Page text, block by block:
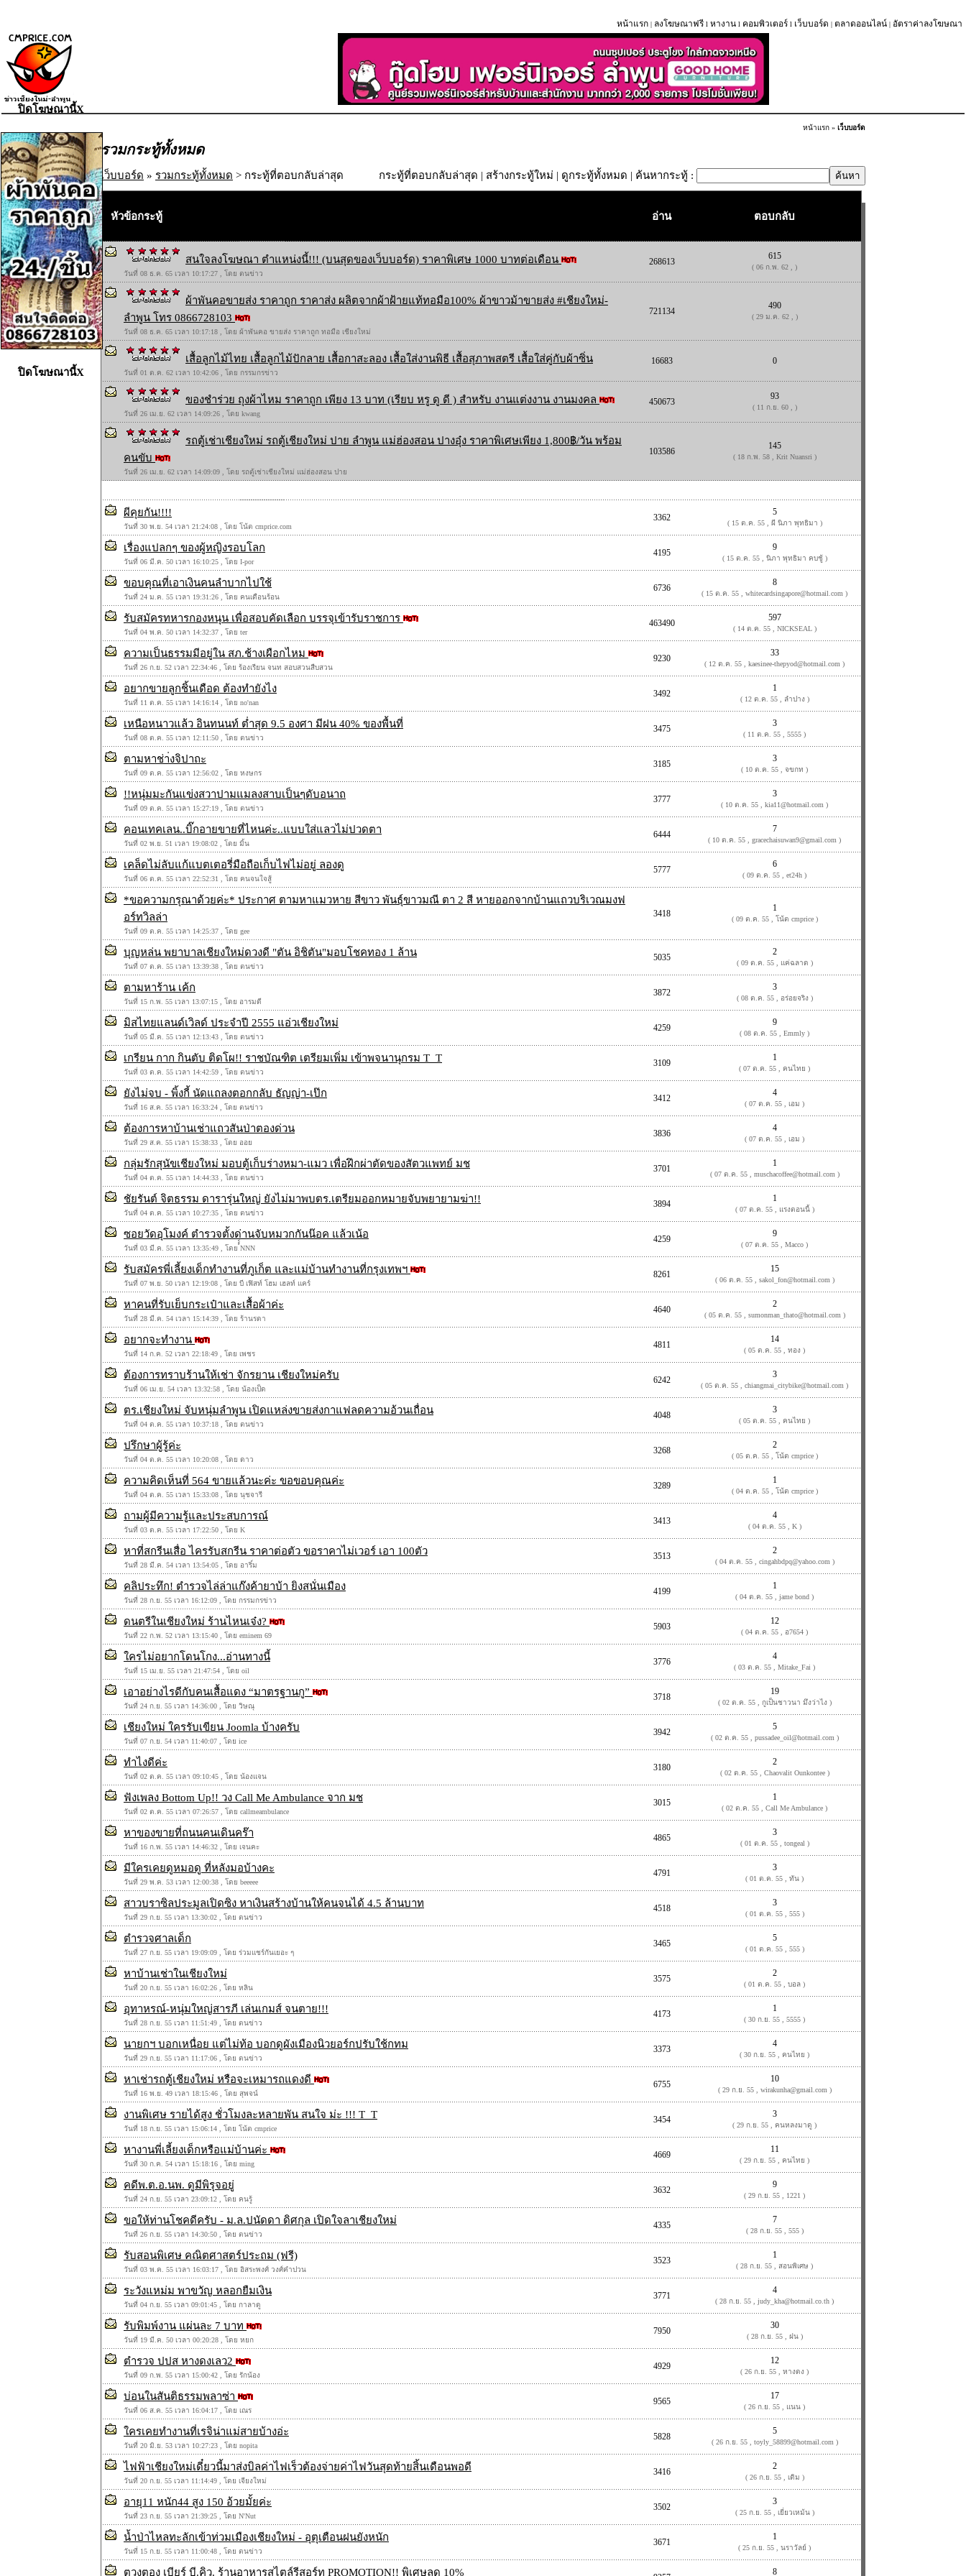
หน้าแรก | ลงโฆษณาฟรี l หางาน l คอมพิวเตอร์ l เว็บบอร์ด | ตลาดออนไลน์ | อัตราค่าลงโฆษณา
หน้าแรก » เว็บบอร์ด
รวมกระทู้ทั้งหมด
เว็บบอร์ด » รวมกระทู้ทั้งหมด > กระทู้ที่ตอบกลับล่าสุด กระทู้ที่ตอบกลับล่าสุด | สร้างกระทู้ใหม่ | ดูกระทู้ทั้งหมด | ค้นหากระทู้ :
หัวข้อกระทู้ อ่าน ตอบกลับ
สนใจลงโฆษณา ตำแหน่งนี้!!! (บนสุดของเว็บบอร์ด) ราคาพิเศษ 1000 บาทต่อเดือน
วันที่ 08 ธ.ค. 65 เวลา 10:17:27 , โดย ตนข่าว
268613
615
( 06 ก.พ. 62 , )
ผ้าพันคอขายส่ง ราคาถูก ราคาส่ง ผลิตจากผ้าฝ้ายแท้ทอมือ100% ผ้าขาวม้าขายส่ง #เชียงใหม่-
ลำพูน โทร 0866728103
วันที่ 08 ธ.ค. 65 เวลา 10:17:18 , โดย ผ้าพันคอ ขายส่ง ราคาถูก ทอมือ เชียงใหม่
721134
490
( 29 ม.ค. 62 , )
เสื้อลูกไม้ไทย เสื้อลูกไม้ปักลาย เสื้อกาสะลอง เสื้อใส่งานพิธี เสื้อสุภาพสตรี เสื้อใส่คู่กับผ้าซิ่น
วันที่ 01 ต.ค. 62 เวลา 10:42:06 , โดย กรรมกรข่าว
16683 0
ของชำร่วย ถุงผ้าไหม ราคาถูก เพียง 13 บาท (เรียบ หรู ดู ดี ) สำหรับ งานแต่งงาน งานมงคล
วันที่ 26 เม.ย. 62 เวลา 14:09:26 , โดย kwang
450673
93
( 11 ก.ย. 60 , )
รถตู้เช่าเชียงใหม่ รถตู้เชียงใหม่ ปาย ลำพูน แม่ฮ่องสอน ปางอุ๋ง ราคาพิเศษเพียง 1,800฿/วัน พร้อม
คนขับ
วันที่ 26 เม.ย. 62 เวลา 14:09:09 , โดย รถตู้เช่าเชียงใหม่ แม่ฮ่องสอน ปาย
103586
145
( 18 ก.พ. 58 , Krit Nuansri )
ผีคุยกัน!!!!
วันที่ 30 พ.ย. 54 เวลา 21:24:08 , โดย โน้ต cmprice.com
3362
5
( 15 ต.ค. 55 , ผี นิภา พุทธิมา )
เรื่องแปลกๆ ของผู้หญิงรอบโลก
วันที่ 06 มี.ค. 50 เวลา 16:10:25 , โดย I-por
4195
9
( 15 ต.ค. 55 , นิภา พุทธิมา คบชู้ )
ขอบคุณที่เอาเงินคนลำบากไปใช้
วันที่ 24 ม.ค. 55 เวลา 19:31:26 , โดย คนเดือนร้อน
6736
8
( 15 ต.ค. 55 , whitecardsingapore@hotmail.com )
รับสมัครทหารกองหนุน เพื่อสอบคัดเลือก บรรจุเข้ารับราชการ
วันที่ 04 พ.ค. 50 เวลา 14:32:37 , โดย ter
463490
597
( 14 ต.ค. 55 , NICKSEAL )
ความเป็นธรรมมีอยู่ใน สภ.ช้างเผือกไหม
วันที่ 26 ก.ย. 52 เวลา 22:34:46 , โดย ร้องเรียน จนท สอบสวนสืบสวน
9230
33
( 12 ต.ค. 55 , kaesinee-thepyod@hotmail.com )
อยากขายลูกชิ้นเดือด ต้องทำยังไง
วันที่ 11 ต.ค. 55 เวลา 14:16:14 , โดย no'nan
3492
1
( 12 ต.ค. 55 , ลำปาง )
เหนือหนาวแล้ว อินทนนท์ ต่ำสุด 9.5 องศา มีฝน 40% ของพื้นที่
วันที่ 08 ต.ค. 55 เวลา 12:11:50 , โดย ตนข่าว
3475
3
( 11 ต.ค. 55 , 5555 )
ตามหาช่า่งจิปาถะ
วันที่ 09 ต.ค. 55 เวลา 12:56:02 , โดย หงษกร
3185
3
( 10 ต.ค. 55 , จขกท )
!!หนุ่มมะกันแข่งสวาปามแมลงสาบเป็นๆดับอนาถ
วันที่ 09 ต.ค. 55 เวลา 15:27:19 , โดย ตนข่าว
3777
3
( 10 ต.ค. 55 , kia11@hotmail.com )
คอนเทคเลน..บิ๊กอายขายที่ไหนค่ะ..แบบใส่แลวไม่ปวดตา
วันที่ 02 พ.ย. 51 เวลา 19:08:02 , โดย มิ้น
6444
7
( 10 ต.ค. 55 , gracechaisuwan9@gmail.com )
เคล็ดไม่ลับแก้แบตเตอรี่มือถือเก็บไฟไม่อยู่ ลองดู
วันที่ 06 ต.ค. 55 เวลา 22:52:31 , โดย คนจนใจสู้
5777
6
( 09 ต.ค. 55 , et24h )
*ขอความกรุณาด้วยค่ะ* ประกาศ ตามหาแมวหาย สีขาว พันธุ์ขาวมณี ตา 2 สี หายออกจากบ้านแถวบริเวณมงฟ
อร์ทวิลล่า
วันที่ 09 ต.ค. 55 เวลา 14:25:37 , โดย gee
3418
1
( 09 ต.ค. 55 , โน้ต cmprice )
บุญหล่น พยาบาลเชียงใหม่ดวงดี "ตัน อิชิตัน"มอบโชคทอง 1 ล้าน
วันที่ 07 ต.ค. 55 เวลา 13:39:38 , โดย ตนข่าว
5035
2
( 09 ต.ค. 55 , แค่ฉลาด )
ตามหาร้าน เค้ก
วันที่ 15 ก.พ. 55 เวลา 13:07:15 , โดย อารมดี
3872
3
( 08 ต.ค. 55 , อร่อยจริง )
มิสไทยแลนด์เวิลด์ ประจำปี 2555 แอ่วเชียงใหม่
วันที่ 05 มี.ค. 55 เวลา 12:13:43 , โดย ตนข่าว
4259
9
( 08 ต.ค. 55 , Emmly )
เกรียน กาก กินตับ ติดโผ!! ราชบัณฑิต เตรียมเพิ่ม เข้าพจนานุกรม T_T
วันที่ 03 ต.ค. 55 เวลา 14:42:59 , โดย ตนข่าว
3109
1
( 07 ต.ค. 55 , คนไทย )
ยังไม่จบ - พิ้งกี้ นัดแถลงตอกกลับ ธัญญ่า-เป๊ก
วันที่ 16 ส.ค. 55 เวลา 16:33:24 , โดย ตนข่าว
3412
4
( 07 ต.ค. 55 , เอม )
ต้องการหาบ้านเช่าแถวสันป่าตองด่วน
วันที่ 29 ส.ค. 55 เวลา 15:38:33 , โดย ออย
3836
4
( 07 ต.ค. 55 , เอม )
กลุ่มรักสุนัขเชียงใหม่ มอบตู้เก็บร่างหมา-แมว เพื่อฝึกผ่าตัดของสัตวแพทย์ มช
วันที่ 04 ต.ค. 55 เวลา 14:44:33 , โดย ตนข่าว
3701
1
( 07 ต.ค. 55 , muschacoffee@hotmail.com )
ชัยรันต์ จิตธรรม ดารารุ่นใหญ่ ยังไม่มาพบตร.เตรียมออกหมายจับพยายามฆ่า!!
วันที่ 04 ต.ค. 55 เวลา 10:27:35 , โดย ตนข่าว
3894
1
( 07 ต.ค. 55 , แรงตอนนี้ )
ซอยวัดอุโมงค์ ตำรวจตั้งด่านจับหมวกกันน๊อค แล้วเน้อ
วันที่ 03 มี.ค. 55 เวลา 13:35:49 , โดย ์์์NNN
4259
9
( 07 ต.ค. 55 , Macco )
รับสมัครพี่เลี้ยงเด็กทำงานที่ภูเก็ต และแม่บ้านทำงานที่กรุงเทพฯ
วันที่ 07 พ.ย. 50 เวลา 12:19:08 , โดย บี เฟิสท์ โฮม เฮลท์ แคร์
8261
15
( 06 ต.ค. 55 , sakol_fon@hotmail.com )
หาคนที่รับเย็บกระเป๋าและเสื้อผ้าค่ะ
วันที่ 28 มี.ค. 54 เวลา 15:14:39 , โดย ร้านรดา
4640
2
( 05 ต.ค. 55 , sumonman_thato@hotmail.com )
อยากจะทำงาน
วันที่ 14 ก.ค. 52 เวลา 22:18:49 , โดย เพชร
4811
14
( 05 ต.ค. 55 , ทอง )
ต้องการทราบร้านให้เช่า จักรยาน เชียงใหม่ครับ
วันที่ 06 เม.ย. 54 เวลา 13:32:58 , โดย น้องเป็ด
6242
3
( 05 ต.ค. 55 , chiangmai_citybike@hotmail.com )
ตร.เชียงใหม่ จับหนุ่มลำพูน เปิดแหล่งขายส่งกาแฟลดความอ้วนเถื่อน
วันที่ 04 ต.ค. 55 เวลา 10:37:18 , โดย ตนข่าว
4048
3
( 05 ต.ค. 55 , คนไทย )
ปรึกษาผู้รู้ค่ะ
วันที่ 04 ต.ค. 55 เวลา 10:20:08 , โดย ดาว
3268
2
( 05 ต.ค. 55 , โน้ต cmprice )
ความคิดเห็นที่ 564 ขายแล้วนะค่ะ ขอขอบคุณค่ะ
วันที่ 04 ต.ค. 55 เวลา 15:33:08 , โดย นุชจารี
3289
1
( 04 ต.ค. 55 , โน้ต cmprice )
ถามผู้มีความรู้และประสบการณ์
วันที่ 03 ต.ค. 55 เวลา 17:22:50 , โดย K
3413
4
( 04 ต.ค. 55 , K )
หาที่สกรีนเสื่อ ไครรับสกรีน ราคาต่อตัว ขอราคาไม่เวอร์ เอา 100ตัว
วันที่ 28 มี.ค. 54 เวลา 13:54:05 , โดย อาริ์ม
3513
2
( 04 ต.ค. 55 , cingahbdpq@yahoo.com )
คลิประทึก! ตำรวจไล่ล่าแก๊งค้ายาบ้า ยิงสนั่นเมือง
วันที่ 28 ก.ย. 55 เวลา 16:12:09 , โดย กรรมกรข่าว
4199
1
( 04 ต.ค. 55 , jame bond )
ดนตรีในเชียงใหม่ ร้านไหนเจ๋ง?
วันที่ 22 ก.พ. 52 เวลา 13:15:40 , โดย eminem 69
5903
12
( 04 ต.ค. 55 , อ7654 )
ใครไม่อยากโดนโกง...อ่านทางนี้
วันที่ 15 เม.ย. 55 เวลา 21:47:54 , โดย oil
3776
4
( 03 ต.ค. 55 , Mitake_Fai )
เอาอย่างไรดีกับคนเสื้อแดง “มาตรฐานกู”
วันที่ 24 ก.ย. 55 เวลา 14:36:00 , โดย วิษณุ
3718
19
( 02 ต.ค. 55 , กูเป็นชาวนา มึงว่าไง )
เชียงใหม่ ใครรับเขียน Joomla บ้างครับ
วันที่ 07 ก.ย. 54 เวลา 11:40:07 , โดย ice
3942
5
( 02 ต.ค. 55 , pussadee_oil@hotmail.com )
ทำไงดีค่ะ
วันที่ 02 ต.ค. 55 เวลา 09:10:45 , โดย น้องแจน
3180
2
( 02 ต.ค. 55 , Chaovalit Ounkontee )
ฟังเพลง Bottom Up!! วง Call Me Ambulance จาก มช
วันที่ 02 ต.ค. 55 เวลา 07:26:57 , โดย callmeambulance
3015
1
( 02 ต.ค. 55 , Call Me Ambulance )
หาของขายที่ถนนคนเดินคร๊า
วันที่ 16 ก.พ. 55 เวลา 14:46:32 , โดย เจนคะ
4865
3
( 01 ต.ค. 55 , tongeal )
มีใครเคยดูหมอดู ที่หลังมอบ้างคะ
วันที่ 29 พ.ค. 53 เวลา 12:00:38 , โดย beeeee
4791
3
( 01 ต.ค. 55 , ทัน )
สาวบราซิลประมูลเปิดซิง หาเงินสร้างบ้านให้คนจนได้ 4.5 ล้านบาท
วันที่ 29 ก.ย. 55 เวลา 13:30:02 , โดย ตนข่าว
4518
3
( 01 ต.ค. 55 , 555 )
ตำรวจศาลเด็ก
วันที่ 27 ก.ย. 55 เวลา 19:09:09 , โดย ร่วมแชร์กันเยอะ ๆ
3465
5
( 01 ต.ค. 55 , 555 )
หาบ้านเช่าในเชียงใหม่
วันที่ 20 ก.ย. 55 เวลา 16:02:26 , โดย หลิน
3575
2
( 01 ต.ค. 55 , บอล )
อุทาหรณ์-หนุ่มใหญ่สารภี เล่นเกมส์ จนตาย!!!
วันที่ 28 ก.ย. 55 เวลา 11:51:49 , โดย ตนข่าว
4173
1
( 30 ก.ย. 55 , 5555 )
นายกฯ บอกเหนื่อย แต่ไม่ท้อ บอกดูผังเมืองนิวยอร์กปรับใช้กทม
วันที่ 29 ก.ย. 55 เวลา 11:17:06 , โดย ตนข่าว
3373
4
( 30 ก.ย. 55 , คนไทย )
หาเช่ารถตู้เชียงใหม่ หรือจะเหมารถแดงดี
วันที่ 16 พ.ย. 49 เวลา 18:15:46 , โดย สุพจน์
6755
10
( 29 ก.ย. 55 , wirakunha@gmail.com )
งานพิเศษ รายได้สูง ชั่วโมงละหลายพัน สนใจ ม่ะ !!! T_T
วันที่ 18 ก.ย. 55 เวลา 15:06:14 , โดย โน้ต cmprice
3454
3
( 29 ก.ย. 55 , คนหลงมาดู )
หางานพี่เลี้ยงเด็กหรือแม่บ้านค่ะ
วันที่ 30 ก.ค. 54 เวลา 15:18:16 , โดย ming
4669
11
( 29 ก.ย. 55 , คนไทย )
คดีพ.ต.อ.นพ. ดูมีพิรุจอยู่
วันที่ 24 ก.ย. 55 เวลา 23:09:12 , โดย คนรู้
3632
9
( 29 ก.ย. 55 , 1221 )
ขอให้ท่านโชคดีครับ - ม.ล.ปนัดดา ดิศกุล เปิดใจลาเชียงใหม่
วันที่ 26 ก.ย. 55 เวลา 14:30:50 , โดย ตนข่าว
4335
7
( 28 ก.ย. 55 , 555 )
รับสอนพิเศษ คณิตศาสตร์ประถม (ฟรี)
วันที่ 03 พ.ค. 55 เวลา 16:03:17 , โดย อิสระพงศ์ วงศ์คำปวน
3523
1
( 28 ก.ย. 55 , สอนพิเศษ )
ระวังแหม่ม พาขวัญ หลอกยืมเงิน
วันที่ 04 ก.ย. 55 เวลา 09:01:45 , โดย กาลาดู
3771
4
( 28 ก.ย. 55 , judy_kha@hotmail.co.th )
รับพิมพ์งาน แผ่นละ 7 บาท
วันที่ 19 มี.ค. 50 เวลา 00:20:28 , โดย หยก
7950
30
( 28 ก.ย. 55 , ฝน )
ตำรวจ ปปส หางดงเลว2
วันที่ 09 ก.พ. 55 เวลา 15:00:42 , โดย รักน้อง
4929
12
( 26 ก.ย. 55 , หางดง )
บ่อนในสันติธรรมพลาซ่า
วันที่ 06 ส.ค. 55 เวลา 16:04:17 , โดย เณร
9565
17
( 26 ก.ย. 55 , แนน )
ใครเคยทำงานที่เรจิน่าแม่สายบ้างอ่ะ
วันที่ 20 มิ.ย. 53 เวลา 10:27:23 , โดย nopita
5828
5
( 26 ก.ย. 55 , toyly_58899@hotmail.com )
ไฟฟ้าเชียงใหม่เดี๋ยวนี้มาส่งบิลค่าไฟเร็วต้องจ่ายค่าไฟวันสุดท้ายสิ้นเดือนพอดี
วันที่ 20 ก.ย. 55 เวลา 11:14:49 , โดย เจียงใหม่
3416
2
( 26 ก.ย. 55 , เดิม )
อายุ11 หนัก44 สูง 150 อ้วยมั้ยค่ะ
วันที่ 23 ก.ย. 55 เวลา 21:39:25 , โดย N'Nut
3502
3
( 25 ก.ย. 55 , เยี่ยวเหม้น )
น้ำป่าไหลทะลักเข้าท่วมเมืองเชียงใหม่ - อุตุเตือนฝนยังหนัก
วันที่ 15 ก.ย. 55 เวลา 11:00:48 , โดย ตนข่าว
3671
1
( 25 ก.ย. 55 , นราวัลย์ )
ตวงตอง เบียร์ บี.คิว. ร้านอาหารสไตล์รีสอร์ท PROMOTION!! พิเศษลด 10% 8
ปิดโฆษณานี้X
ปิดโฆษณานี้X